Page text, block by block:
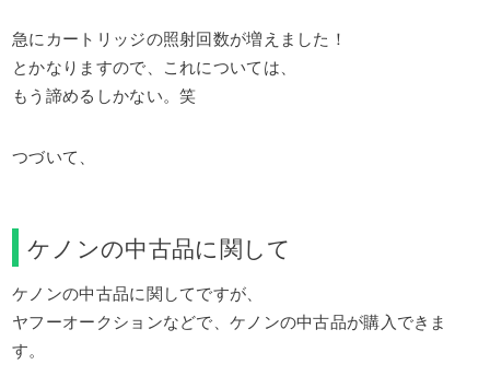
急にカートリッジの照射回数が増えました！
とかなりますので、これについては、
もう諦めるしかない。笑
つづいて、
ケノンの中古品に関して
ケノンの中古品に関してですが、
ヤフーオークションなどで、ケノンの中古品が購入できま
す。